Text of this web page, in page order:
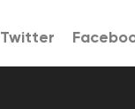
Twitter